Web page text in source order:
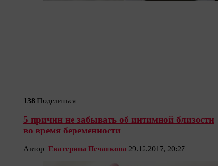
138 Поделиться
5 причин не забывать об интимной близости
во время беременности
Автор Екатерина Печанкова 29.12.2017, 20:27